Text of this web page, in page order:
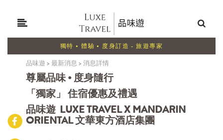
獨特 • 體驗 • 度身訂造 - 旅遊專家
品味遊 >最新消息 >消息詳情
尊屬品味 • 度身隨行
「獨家」 住宿優惠及禮遇
品味遊 LUXE TRAVEL X MANDARIN
ORIENTAL 文華東方酒店集團